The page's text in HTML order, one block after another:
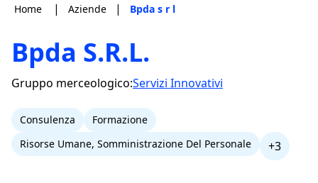
Home | Aziende | Bpda s r l
Bpda S.R.L.
Gruppo merceologico:Servizi Innovativi
Consulenza
Formazione
Risorse Umane, Somministrazione Del Personale
+3